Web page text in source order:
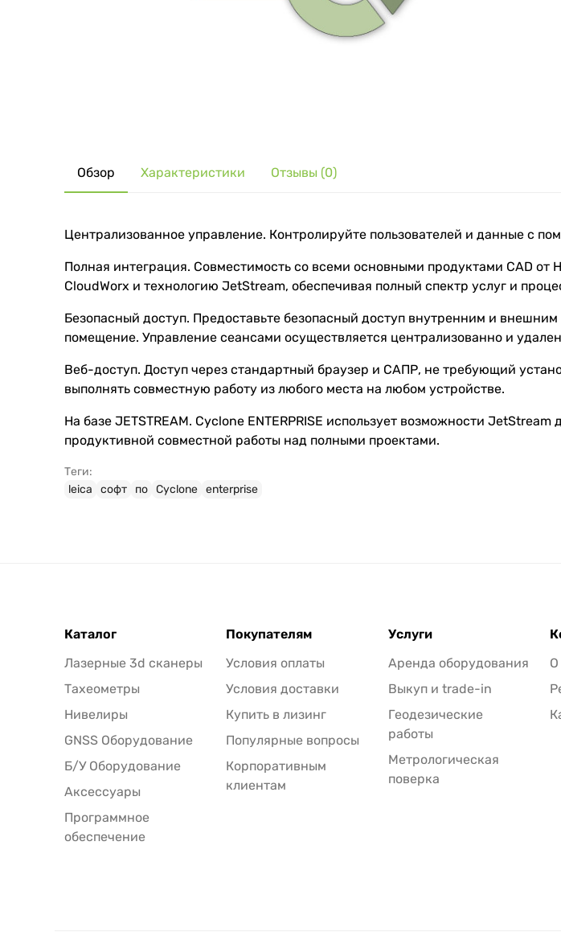
Обзор Характеристики Отзывы (0)
Централизованное управление. Контролируйте пользователей и данные с
Полная интеграция. Совместимость со всеми основными продуктами CAD от
CloudWorx и технологию JetStream, обеспечивая полный спектр услуг и
Безопасный доступ. Предоставьте безопасный доступ внутренним и
помещение. Управление сеансами осуществляется централизованно и
Веб-доступ. Доступ через стандартный браузер и САПР, не требующий
выполнять совместную работу из любого места на любом устройстве.
На базе JETSTREAM. Cyclone ENTERPRISE использует возможности
продуктивной совместной работы над полными проектами.
Теги:
leica
софт по Cyclone enterprise
Каталог
Лазерные 3d сканеры
Тахеометры
Нивелиры
GNSS Оборудование
Б/У Оборудование
Аксессуары
Программное
обеспечение
Покупателям
Условия оплаты
Условия доставки
Купить в лизинг
Популярные вопросы
Корпоративным
клиентам
Услуги
Аренда оборудования
Выкуп и trade-in
Геодезические
работы
Метрологическая
поверка
О